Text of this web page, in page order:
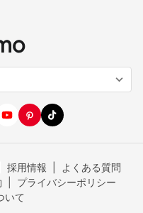
採用情報
よくある質問
プライバシーポリシー
いて